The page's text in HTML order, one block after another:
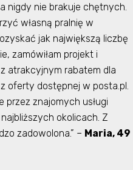
nigdy nie brakuje chętnych.
własną pralnię w
jak największą liczbę
zamówiłam projekt i
atrakcyjnym rabatem dla
oferty dostępnej w posta.pl.
przez znajomych usługi
okolicach. Z
zadowolona.” – Maria, 49